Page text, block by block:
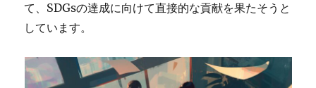
て、SDGsの達成に向けて直接的な貢献を果たそうと
しています。